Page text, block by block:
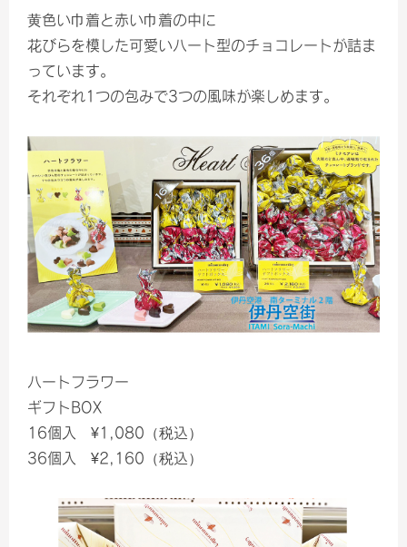
黄色い巾着と赤い巾着の中に
花びらを模した可愛いハート型のチョコレートが詰ま
っています。
それぞれ1つの包みで3つの風味が楽しめます。
ハートフラワー
ギフトBOX
16個入 ¥1,080（税込）
36個入 ¥2,160（税込）